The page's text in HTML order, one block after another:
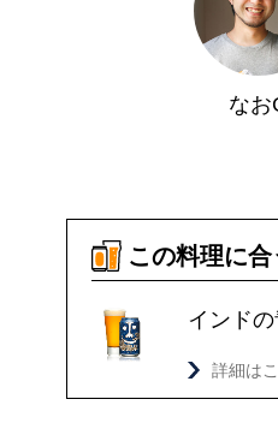
なお
この料理に
インド
詳細は